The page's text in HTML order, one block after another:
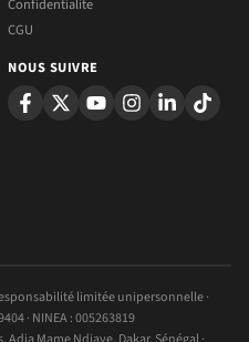
Confidentialite
CGU
NOUS SUIVRE
limitée unipersonnelle ·
· NINEA : 005263819